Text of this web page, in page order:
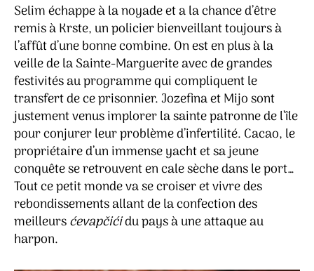
Selim échappe à la noyade et a la chance d’être
remis à Krste, un policier bienveillant toujours à
l’affût d’une bonne combine. On est en plus à la
veille de la Sainte-Marguerite avec de grandes
festivités au programme qui compliquent le
transfert de ce prisonnier. Jozefina et Mijo sont
justement venus implorer la sainte patronne de l’île
pour conjurer leur problème d’infertilité. Cacao, le
propriétaire d’un immense yacht et sa jeune
conquête se retrouvent en cale sèche dans le port…
Tout ce petit monde va se croiser et vivre des
rebondissements allant de la confection des
meilleursćevapčićidu pays à une attaque au
harpon.